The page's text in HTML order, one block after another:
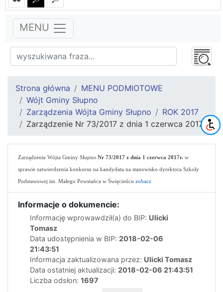
MENU
Strona główna
MENU PODMIOTOWE
Wójt Gminy Słupno
Zarządzenia Wójta Gminy Słupno
ROK 2017
Zarządzenie Nr 73/2017 z dnia 1 czerwca 2017r.
Zarządzenie Wójta Gminy Słupno Nr 73/2017 z dnia 1 czerwca 2017r. w
sprawie zatwierdzenia konkursu na kandydata na stanowisko dyrektora Szkoły
Podstawowej im. Małego Powstańca w Święcieńcu zobacz
Informacje o dokumencie:
Informację wprowawdził(a) do BIP: Ulicki
Tomasz
Data udostępnienia w BIP: 2018-02-06
21:43:51
Informacja zaktualizowana przez: Ulicki Tomasz
Data ostatniej aktualizacji: 2018-02-06 21:43:51
Liczba odsłon: 1697